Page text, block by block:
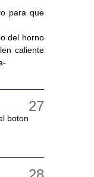
para que
del horno
caliente
boton